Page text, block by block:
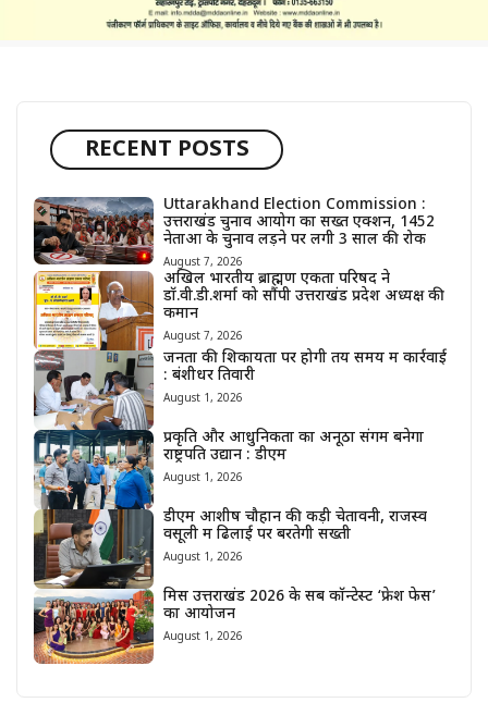
RECENT POSTS
Uttarakhand Election Commission :
उत्तराखंड चुनाव आयोग का सख्त एक्शन, 1452
नेताओं के चुनाव लड़ने पर लगी 3 साल की रोक
August 7, 2026
अखिल भारतीय ब्राह्मण एकता परिषद ने
डॉ.वी.डी.शर्मा को सौंपी उत्तराखंड प्रदेश अध्यक्ष की
कमान
August 7, 2026
जनता की शिकायतों पर होगी तय समय में कार्रवाई
: बंशीधर तिवारी
August 1, 2026
प्रकृति और आधुनिकता का अनूठा संगम बनेगा
राष्ट्रपति उद्यान : डीएम
August 1, 2026
डीएम आशीष चौहान की कड़ी चेतावनी, राजस्व
वसूली में ढिलाई पर बरतेगी सख्ती
August 1, 2026
मिस उत्तराखंड 2026 के सब कॉन्टेस्ट ‘फ्रेश फेस’
का आयोजन
August 1, 2026